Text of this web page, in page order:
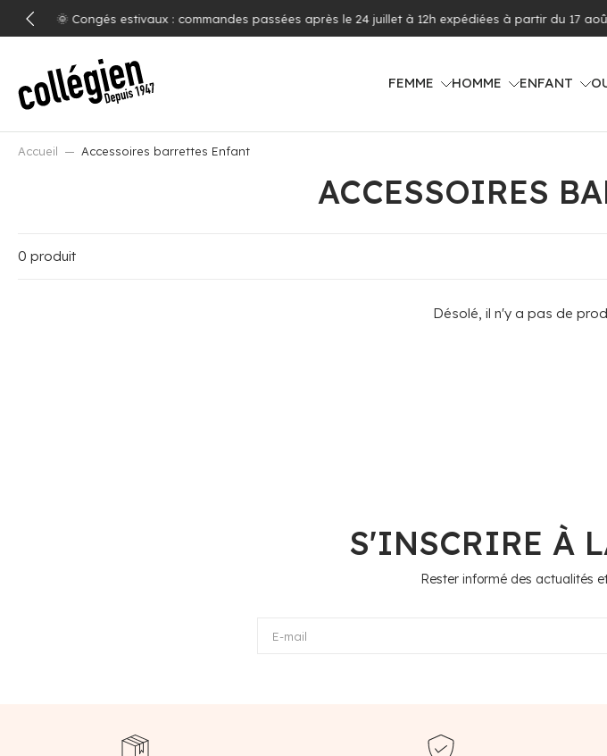
ALLER
AU
du 17 août
FEMME HOMME ENFANT
Accueil Accessoires barrettes Enfant
ACCESSOIRES
0 produit
Désolé, il n'y a pas de
S'INSCRIRE À
Rester informé des actualités
E-mail